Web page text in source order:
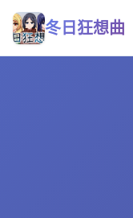
冬日狂想曲